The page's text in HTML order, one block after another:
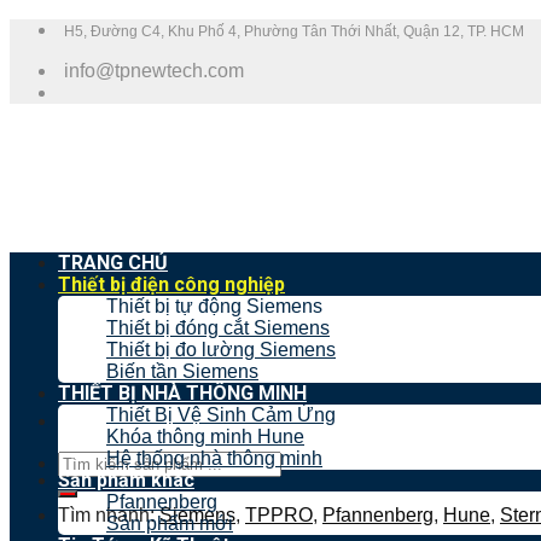
Skip
content
H5, Đường C4, Khu Phố 4, Phường Tân Thới Nhất, Quận 12, TP. HCM
info@tpnewtech.com
Tìm
kiếm:
Tìm nhanh:Siemens, TPPRO, Pfannenberg, Hune,
TRANG CHỦ
Thiết bị điện công nghiệp
Thiết bị tự động Siemens
Thiết bị đóng cắt Siemens
Thiết bị đo lường Siemens
Biến tần Siemens
THIẾT BỊ NHÀ THÔNG MINH
Thiết Bị Vệ Sinh Cảm Ứng
Khóa thông minh Hune
Hệ thống nhà thông minh
Sản phẩm khác
Pfannenberg
Sản phẩm mới